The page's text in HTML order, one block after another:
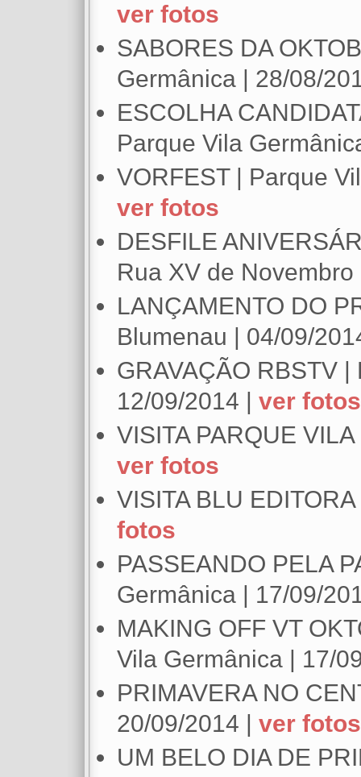
ver fotos
SABORES DA
Germânica | 28/08/
ESCOLHA
Parque Vila
VORFEST | Parque
ver fotos
DESFILE
Rua XV de
LANÇAMENTO DO
Blumenau | 04/09/
GRAVAÇÃO RBSTV
12/09/2014 | ver fotos
VISITA PARQUE
ver fotos
VISITA BLU
fotos
PASSEANDO PELA
Germânica | 17/09/
MAKING OFF VT
Vila Germânica | 17/
PRIMAVERA NO
20/09/2014 | ver fotos
UM BELO DIA DE